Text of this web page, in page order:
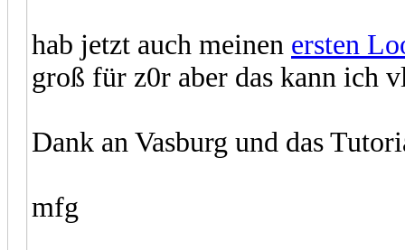
hab jetzt auch meinen ersten
groß für z0r aber das kann ich
Dank an Vasburg und das
mfg